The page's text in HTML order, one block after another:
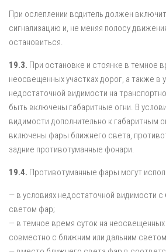
При ослеплении водитель должен
сигнализацию и, не меняя полосу
остановиться.
19.3. При остановке и стоянке в темное
неосвещенных участках дорог, а также в
недостаточной видимости на
быть включены габаритные огни. В
видимости дополнительно к габаритным
включены фары ближнего света,
задние противотуманные фонари.
19.4. Противотуманные фары могут
— в условиях недостаточной видимости
светом фар;
— в темное время суток на неосвещенных
совместно с ближним или дальним